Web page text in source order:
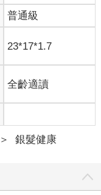
普通級
23*17*1.7
全齡適讀
＞ 銀髮健康